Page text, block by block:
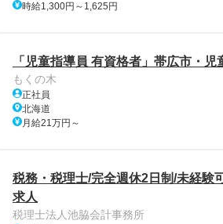
時給1,300円～1,625円
「児童指導員 有資格者」帯広市・児
もくの木
正社員
北海道
月給21万円～
税務・税理士/完全週休2日制/未経験
求人
税理士法人池脇会計事務所